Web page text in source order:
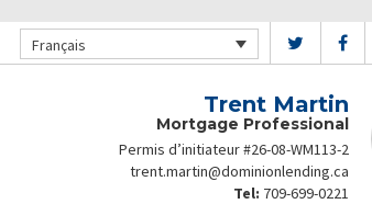
Français
Trent Martin
Mortgage Professional
Permis d’initiateur #26-08-WM113-2
trent.martin@dominionlending.ca
Tel: 709-699-0221